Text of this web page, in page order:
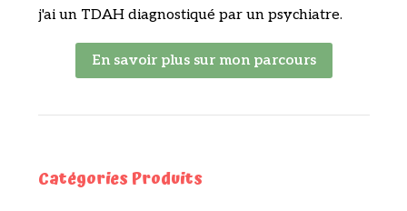
j'ai un TDAH diagnostiqué par un psychiatre.
En savoir plus sur mon parcours
Catégories Produits